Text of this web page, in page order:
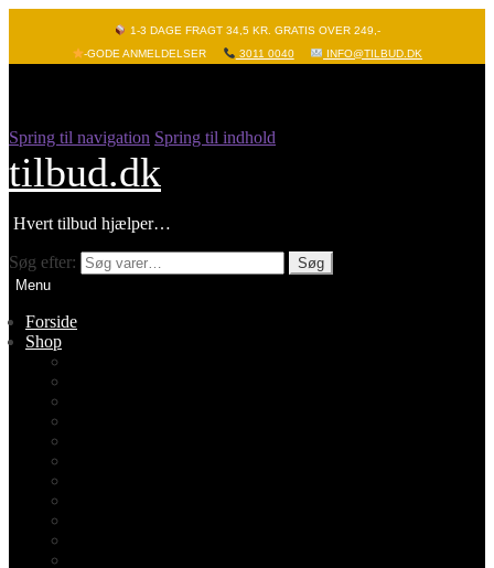
1-3 DAGE FRAGT 34,5 KR. GRATIS OVER 249,-
-GODE ANMELDELSER
3011 0040 INFO@TILBUD.DK
Spring til navigation Spring til indhold
tilbud.dk
Hvert tilbud hjælper…
Søg efter:
Søg
Menu
Forside
Shop